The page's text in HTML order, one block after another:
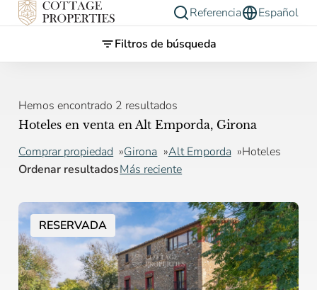
Referencia
Español
Filtros de búsqueda
Hemos encontrado 2 resultados
Hoteles en venta en Alt Emporda, Girona
Comprar propiedad Girona Alt Emporda
Hoteles
Ordenar resultadosMás reciente
RESERVADA